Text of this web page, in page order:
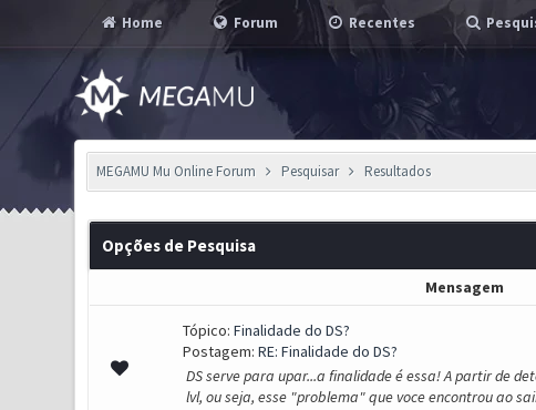
Home Forum Recentes
MEGAMU Mu Online Forum Pesquisar Resultados
Opções de Pesquisa
Mensagem
Tópico: Finalidade do DS?
Postagem: RE: Finalidade do DS?
DS serve para upar...a finalidade é essa! A partir de
lvl, ou seja, esse "problema" que voce encontrou ao